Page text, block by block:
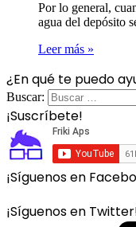
Por lo general,
agua del depósito
Leer más »
¿En qué te puedo
Buscar:
¡Suscríbete!
¡Síguenos en
¡Síguenos en